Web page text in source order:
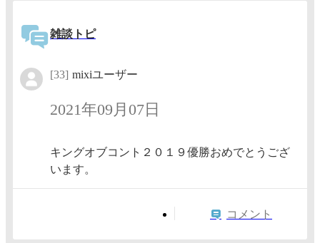
雑談トピ
[33] mixiユーザー
2021年09月07日
キングオブコント２０１９優勝おめでとうござ
います。
コメント